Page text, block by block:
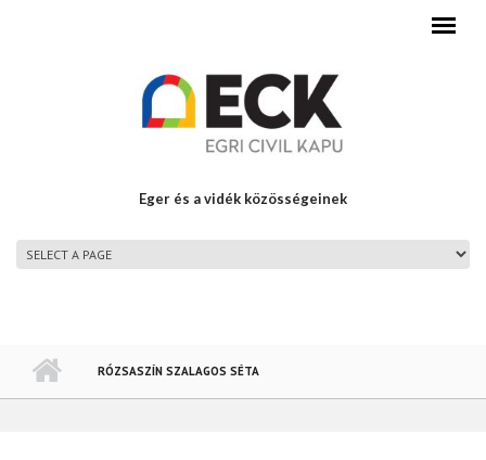
Eger és a vidék közösségeinek
RÓZSASZÍN SZALAGOS SÉTA